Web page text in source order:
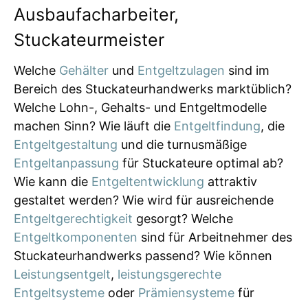
Ausbaufacharbeiter,
Stuckateurmeister
Welche Gehälter und Entgeltzulagen sind im
Bereich des Stuckateurhandwerks marktüblich?
Welche Lohn-, Gehalts- und Entgeltmodelle
machen Sinn? Wie läuft die Entgeltfindung, die
Entgeltgestaltung und die turnusmäßige
Entgeltanpassung für Stuckateure optimal ab?
Wie kann die Entgeltentwicklung attraktiv
gestaltet werden? Wie wird für ausreichende
Entgeltgerechtigkeit gesorgt? Welche
Entgeltkomponenten sind für Arbeitnehmer des
Stuckateurhandwerks passend? Wie können
Leistungsentgelt, leistungsgerechte
Entgeltsysteme oder Prämiensysteme für